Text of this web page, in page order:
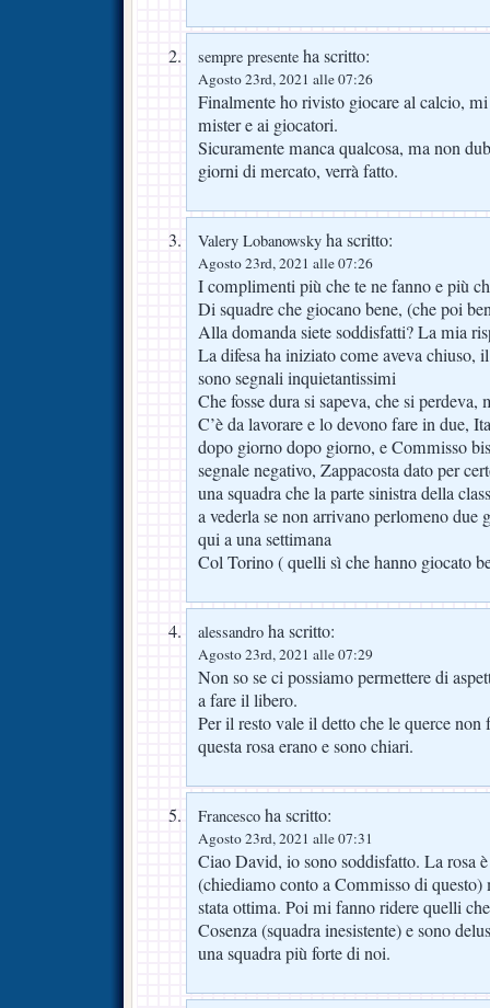
sempre presente ha scritto:
Agosto 23rd, 2021 alle 07:26
Finalmente ho rivisto giocare al calcio,
mister e ai giocatori.
Sicuramente manca qualcosa, ma non
giorni di mercato, verrà fatto.
Valery Lobanowsky ha scritto:
Agosto 23rd, 2021 alle 07:26
I complimenti più che te ne fanno e più
Di squadre che giocano bene, (che poi
Alla domanda siete soddisfatti? La mia
La difesa ha iniziato come aveva chiuso,
sono segnali inquietantissimi
Che fosse dura si sapeva, che si
C’è da lavorare e lo devono fare in due,
dopo giorno dopo giorno, e Commisso
segnale negativo, Zappacosta dato per
una squadra che la parte sinistra della
a vederla se non arrivano perlomeno
qui a una settimana
Col Torino ( quelli sì che hanno giocato
alessandro ha scritto:
Agosto 23rd, 2021 alle 07:29
Non so se ci possiamo permettere di
a fare il libero.
Per il resto vale il detto che le querce
questa rosa erano e sono chiari.
Francesco ha scritto:
Agosto 23rd, 2021 alle 07:31
Ciao David, io sono soddisfatto. La rosa
(chiediamo conto a Commisso di questo)
stata ottima. Poi mi fanno ridere quelli
Cosenza (squadra inesistente) e sono
una squadra più forte di noi.